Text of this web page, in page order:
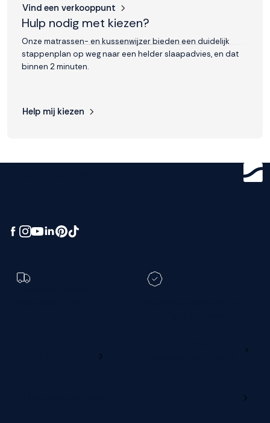
Vind een verkooppunt
Hulp nodig met kiezen?
Onze matrassen- en kussenwijzer bieden een duidelijk
stappenplan op weg naar een helder slaapadvies, en dat
binnen 2 minuten.
Help mij kiezen